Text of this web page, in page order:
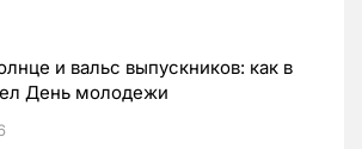
и вальс выпускников: как в
День молодежи